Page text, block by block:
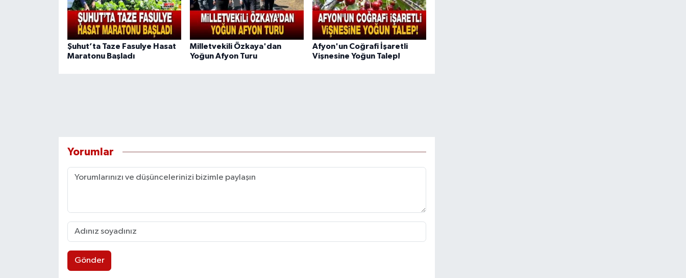
Şuhut’ta Taze Fasulye Hasat
Maratonu Başladı
Milletvekili Özkaya'dan
Yoğun Afyon Turu
Afyon'un Coğrafi İşaretli
Vişnesine Yoğun Talep!
Yorumlar
Gönder